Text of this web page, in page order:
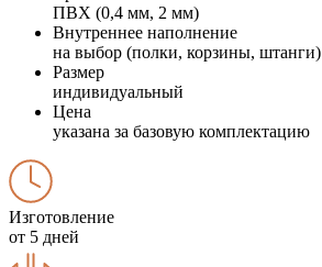
ПВХ (0,4 мм, 2 мм)
Внутреннее наполнение
на выбор (полки, корзины, штанги)
Размер
индивидуальный
Цена
указана за базовую комплектацию
Изготовление
от 5 дней